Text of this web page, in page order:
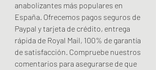
anabolizantes más populares en
España. Ofrecemos pagos seguros de
Paypal y tarjeta de crédito, entrega
rápida de Royal Mail, 100% de garantía
de satisfacción. Compruebe nuestros
comentarios para asegurarse de que